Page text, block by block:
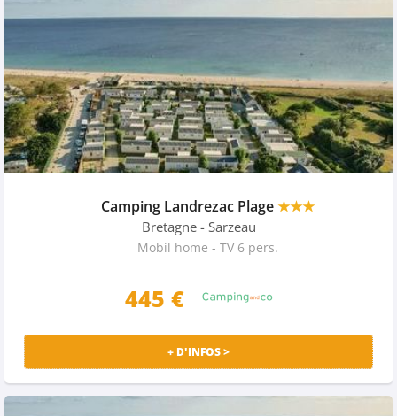
Camping Landrezac Plage★★★
Bretagne - Sarzeau
Mobil home - TV 6 pers.
445 €
+ D'INFOS >